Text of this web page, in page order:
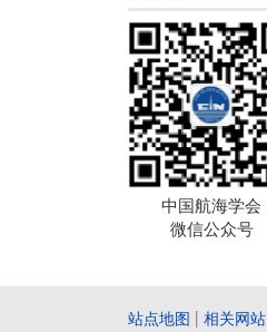
中国航海学会
微信公众号
站点地图 相关网站